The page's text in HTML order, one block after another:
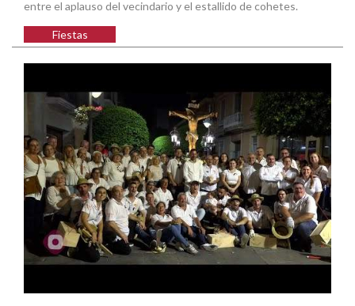
entre el aplauso del vecindario y el estallido de cohetes.
Fiestas